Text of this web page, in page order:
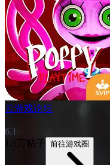
云游戏论坛
6.1
1.5万帖子
前往游戏圈